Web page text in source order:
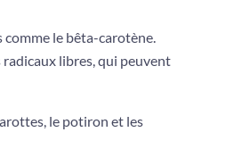
comme le bêta-carotène.
libres, qui peuvent
le potiron et les